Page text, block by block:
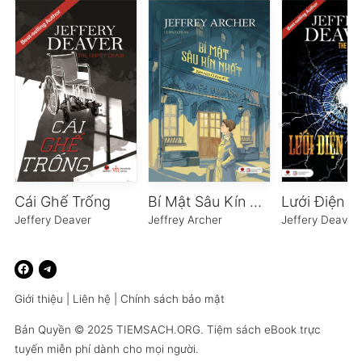
Cái Ghế Trống
Jeffery Deaver
Bí Mật Sâu Kín Nhất
Jeffrey Archer Jeffery Deaver
Giới thiệu Liên hệ Chính sách bảo mật
Bản Quyền © 2025 TIEMSACH.ORG. Tiệm sách eBook trực
tuyến miễn phí dành cho mọi người.